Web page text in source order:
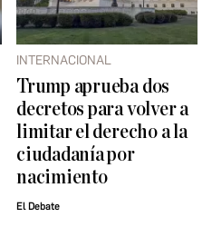
INTERNACIONAL
Trump aprueba dos
decretos para volver a
limitar el derecho a la
ciudadanía por
nacimiento
El Debate